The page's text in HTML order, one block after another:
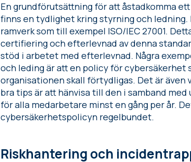
En grundförutsättning för att åstadkomma
finns en tydlighet kring styrning och
ramverk som till exempel ISO/IEC 27001.
certifiering och efterlevnad av denna
stöd i arbetet med efterlevnad. Några
och leding är att en policy för cybersäkerhet
organisationen skall förtydligas. Det är
bra tips är att hänvisa till den i samband
för alla medarbetare minst en gång per år.
cybersäkerhetspolicyn regelbundet.
Riskhantering och